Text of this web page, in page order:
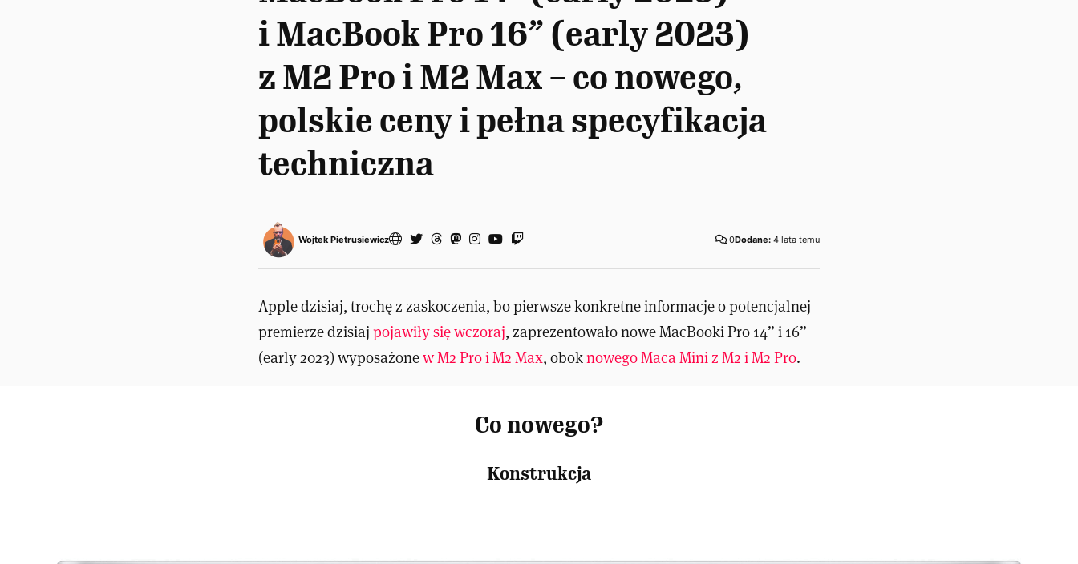
i MacBook Pro 16” (early 2023)
z M2 Pro i M2 Max – co nowego,
polskie ceny i pełna specyfikacja
techniczna
Wojtek Pietrusiewicz 0Dodane: 4 lata temu
Apple dzisiaj, trochę z zaskoczenia, bo pierwsze konkretne informacje o potencjalnej
premierze dzisiaj pojawiły się wczoraj, zaprezentowało nowe MacBooki Pro 14” i 16”
(early 2023) wyposażonew M2 Pro i M2 Max, oboknowego Maca Mini z M2 i M2 Pro.
Co nowego?
Konstrukcja